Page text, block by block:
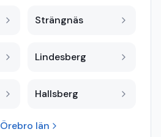
Strängnäs
Lindesberg
Hallsberg
Örebro län